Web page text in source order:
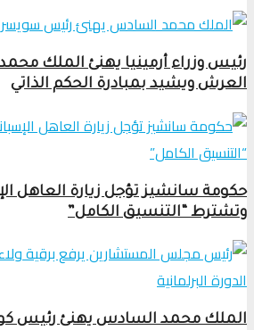
رئيس وزراء أرمينيا يهنئ الملك
العرش ويشيد بمبادرة الحكم الذاتي
حكومة سانشيز تؤجل زيارة العاهل
وتشترط “التنسيق الكامل”
الملك محمد السادس يهنئ رئيس